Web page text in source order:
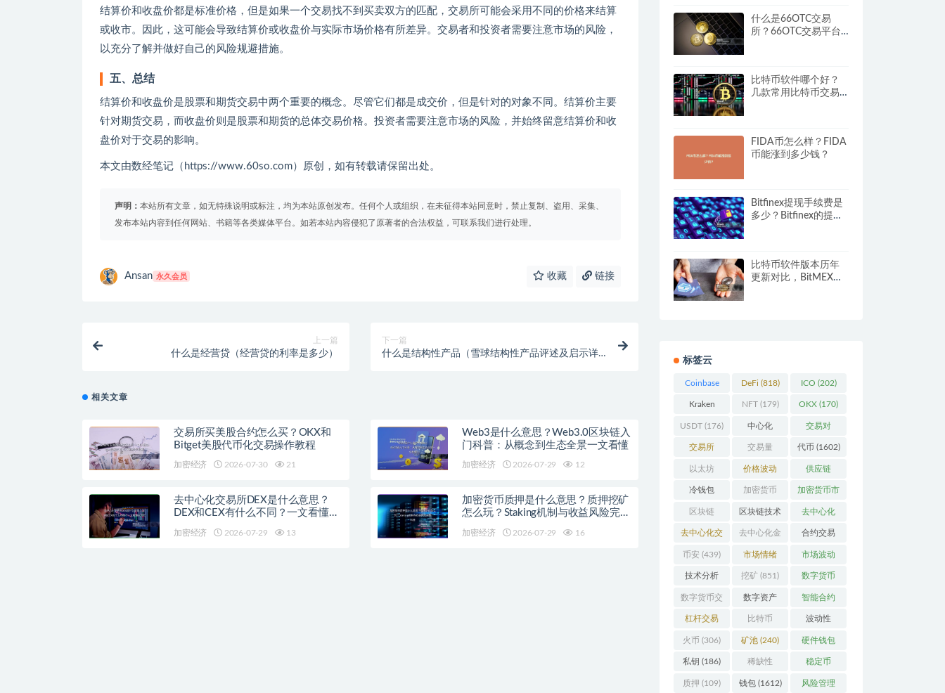
结算价和收盘价都是标准价格，但是如果一个交易找不到买卖双方的匹配，交易所可能会采用不同的价格来结算
或收市。因此，这可能会导致结算价或收盘价与实际市场价格有所差异。交易者和投资者需要注意市场的风险，
以充分了解并做好自己的风险规避措施。
五、总结
结算价和收盘价是股票和期货交易中两个重要的概念。尽管它们都是成交价，但是针对的对象不同。结算价主要
针对期货交易，而收盘价则是股票和期货的总体交易价格。投资者需要注意市场的风险，并始终留意结算价和收
盘价对于交易的影响。
本文由数经笔记（https://www.60so.com）原创，如有转载请保留出处。
声明： 本站所有文章，如无特殊说明或标注，均为本站原创发布。任何个人或组织，在未征得本站同意时，禁止复制、盗用、采集、
发布本站内容到任何网站、书籍等各类媒体平台。如若本站内容侵犯了原著者的合法权益，可联系我们进行处理。
Ansan 永久会员 收藏 链接
上一篇
什么是经营贷（经营贷的利率是多少）
下一篇
什么是结构性产品（雪球结构性产品评述及启示详
相关文章
交易所买美股合约怎么买？OKX和
Bitget美股代币化交易操作教程
加密经济 2026-07-30 21
Web3是什么意思？Web3.0区块链入
门科普：从概念到生态全景一文看懂
加密经济 2026-07-29 12
去中心化交易所DEX是什么意思？
DEX和CEX有什么不同？一文看懂主
加密经济 2026-07-29 13
加密货币质押是什么意思？质押挖矿
怎么玩？Staking机制与收益风险完整
加密经济 2026-07-29 16
什么是66OTC交易
所？66OTC交易平台
比特币软件哪个好？
几款常用比特币交易
FIDA币怎么样？FIDA
币能涨到多少钱？
Bitfinex提现手续费是
多少？Bitfinex的提现
比特币软件版本历年
更新对比，BitMEX研
标签云
Coinbase
(206)
DeFi (818) ICO (202)
Kraken
(104)
NFT(179) OKX (170)
USDT (176) 中心化
(3923)
交易对
(359)
交易所
(2164)
交易量
(246)
代币 (1602)
以太坊
(742)
价格波动
(630)
供应链
(118)
冷钱包
(175)
加密货币
(5442)
加密货币市
场(701)
区块链
(4599)
区块链技术
(528)
去中心化
(4087)
去中心化交
易所 (196)
去中心化金
融(111)
合约交易
(182)
币安 (439) 市场情绪
(337)
市场波动
(279)
技术分析
(148)
挖矿 (851) 数字货币
(8679)
数字货币交
易(150)
数字资产
(286)
智能合约
(532)
杠杆交易
(231)
比特币
(2378)
波动性
(352)
火币 (306) 矿池 (240) 硬件钱包
(170)
私钥 (186) 稀缺性
(193)
稳定币
(113)
质押 (109) 钱包(1612) 风险管理